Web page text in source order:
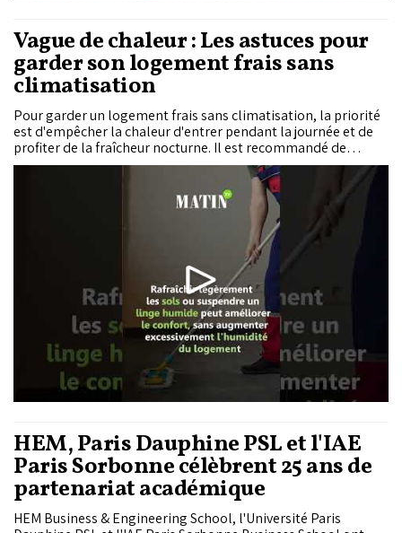
Vague de chaleur : Les astuces pour
garder son logement frais sans
climatisation
Pour garder un logement frais sans climatisation, la priorité
est d'empêcher la chaleur d'entrer pendant la journée et de
profiter de la fraîcheur nocturne. Il est recommandé de
fermer fenêtres, volets, rideaux et stores dès le matin,
surtout sur les façades exposées au soleil.
HEM, Paris Dauphine PSL et l'IAE
Paris Sorbonne célèbrent 25 ans de
partenariat académique
HEM Business & Engineering School, l'Université Paris